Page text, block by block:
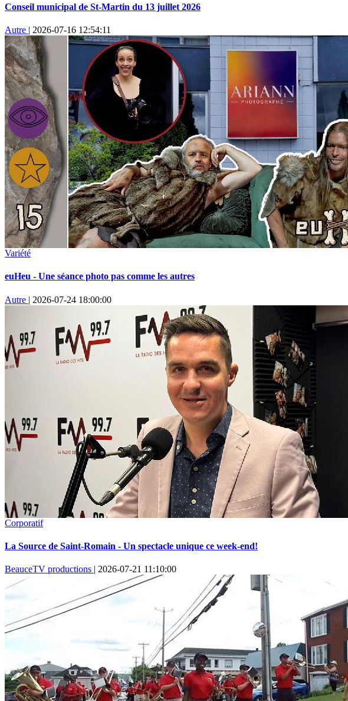
Conseil municipal de St-Martin du 13 juillet 2026
Autre | 2026-07-16 12:54:11
Variété
euHeu - Une séance photo pas comme les autres
Autre | 2026-07-24 18:00:00
Corporatif
La Source de Saint-Romain - Un spectacle unique ce week-end!
BeauceTV productions | 2026-07-21 11:10:00